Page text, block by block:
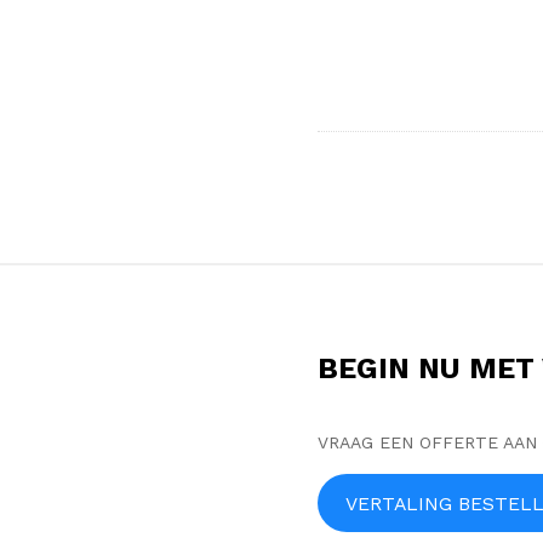
BEGIN NU MET
VRAAG EEN OFFERTE
VERTALING